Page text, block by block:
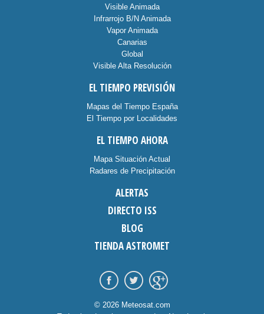
Visible Animada
Infrarrojo B/N Animada
Vapor Animada
Canarias
Global
Visible Alta Resolución
EL TIEMPO PREVISIÓN
Mapas del Tiempo España
El Tiempo por Localidades
EL TIEMPO AHORA
Mapa Situación Actual
Radares de Precipitación
ALERTAS
DIRECTO ISS
BLOG
TIENDA ASTROMET
© 2026 Meteosat.com